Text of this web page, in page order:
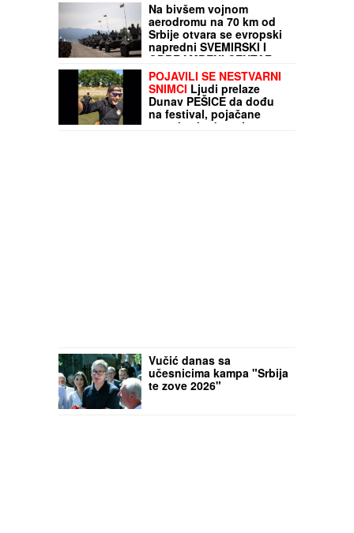
Na bivšem vojnom
aerodromu na 70 km od
Srbije otvara se evropski
napredni SVEMIRSKI I
ODBRAMBENI CENTAR
POJAVILI SE NESTVARNI
SNIMCI Ljudi prelaze
Dunav PEŠICE da dođu
na festival, pojačane
mere bezbednosti
Vučić danas sa
učesnicima kampa "Srbija
te zove 2026"